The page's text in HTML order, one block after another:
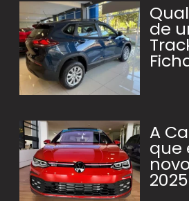
de
A
que